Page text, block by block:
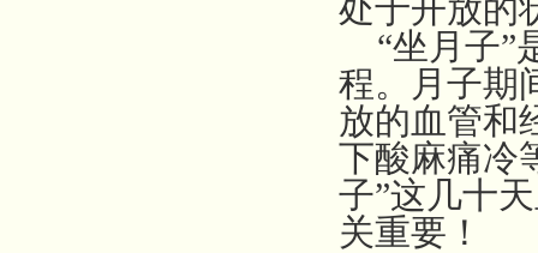
处于开放的
“坐月子”
程。月子期
放的血管和
下酸麻痛冷
子”这几十
关重要！